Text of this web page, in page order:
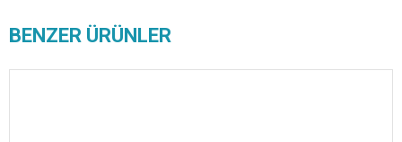
BENZER ÜRÜNLER